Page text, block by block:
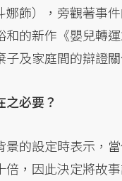
娜飾），旁觀著事
和的新作《嬰兒轉
子及家庭間的辯證
之必要？
景的設定時表示，
倍，因此決定將故